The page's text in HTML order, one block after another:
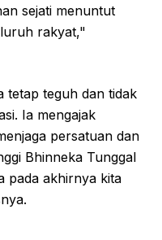
sejati menuntut
rakyat,"
tetap teguh dan tidak
Ia mengajak
persatuan dan
Bhinneka Tunggal
pada akhirnya kita